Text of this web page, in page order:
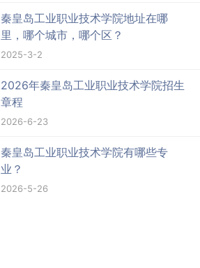
秦皇岛工业职业技术学院地址在哪
里，哪个城市，哪个区？
2025-3-2
2026年秦皇岛工业职业技术学院招生
章程
2026-6-23
秦皇岛工业职业技术学院有哪些专
业？
2026-5-26